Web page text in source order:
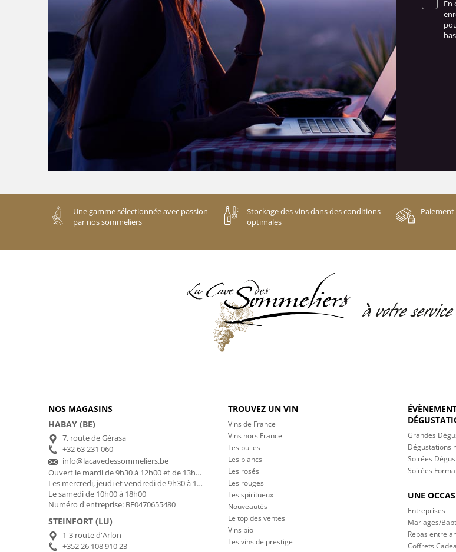
En
Une gamme sélectionnée avec passion
par nos sommeliers
Stockage des vins dans des conditions
optimales
Paiement
NOS MAGASINS
HABAY (BE)
7, route de Gérasa
+32 63 231 060
info@lacavedessommeliers.be
Ouvert le mardi de 9h30 à 12h00 et de 13h00 à 17h00
Les mercredi, jeudi et vendredi de 9h30 à 12h00 et de 13h00 à 18h30
Le samedi de 10h00 à 18h00
Numéro d'entreprise: BE0470655480
STEINFORT (LU)
1-3 route d'Arlon
+352 26 108 910 23
TROUVEZ UN VIN
Vins de France
Vins hors France
Les bulles
Les blancs
Les rosés
Les rouges
Les spiritueux
Nouveautés
Le top des ventes
Vins bio
Les vins de prestige
Grandes
Dégustations
Soirées
Soirées
UNE
Entreprises
Mariages/
Repas entre
Coffrets